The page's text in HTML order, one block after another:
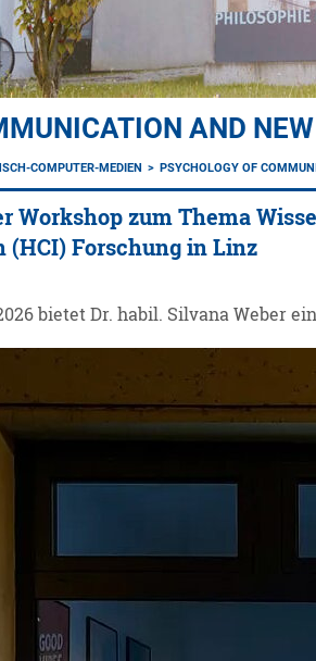
AND
COMPUTER-MEDIEN PSYCHOLOGY OF
Workshop zum Thema
(HCI) Forschung in Linz
bietet Dr. habil. Silvana Weber